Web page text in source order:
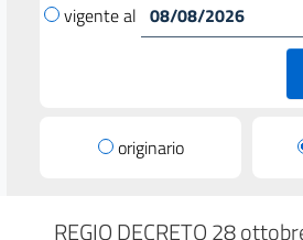
vigente al
originario
REGIO DECRETO 28